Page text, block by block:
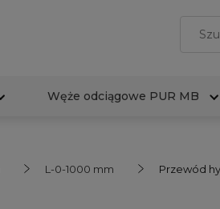
Węże odciągowe PUR MB
L-0-1000 mm Przewód